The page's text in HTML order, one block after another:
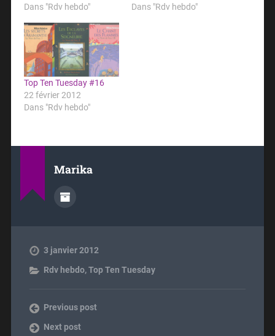
Dans "Rdv hebdo"
Dans "Rdv hebdo"
Top Ten Tuesday #16
22 février 2012
Dans "Rdv hebdo"
Marika
3 janvier 2012
Rdv hebdo,Top Ten Tuesday
Previous post
Next post